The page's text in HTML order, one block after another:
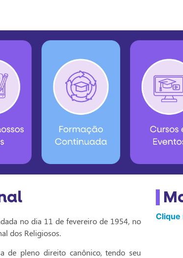
no dia 11 de fevereiro de 1954, no
dos Religiosos.
de pleno direito canônico, tendo seu
Clique